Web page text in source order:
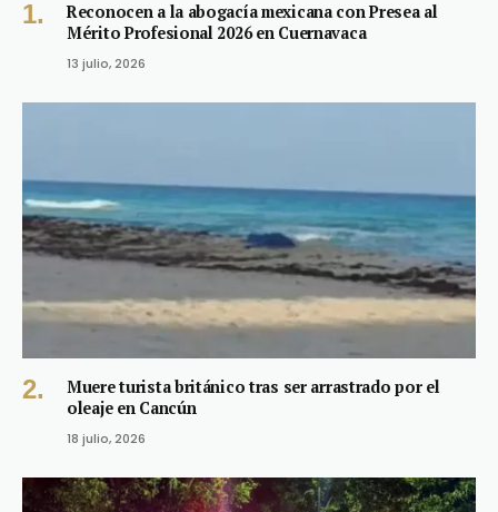
Reconocen a la abogacía mexicana con Presea al
Mérito Profesional 2026 en Cuernavaca
13 julio, 2026
Muere turista británico tras ser arrastrado por el
oleaje en Cancún
18 julio, 2026